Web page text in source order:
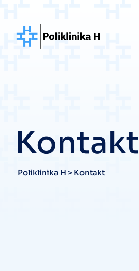
Kontakt
Poliklinika H > Kontakt